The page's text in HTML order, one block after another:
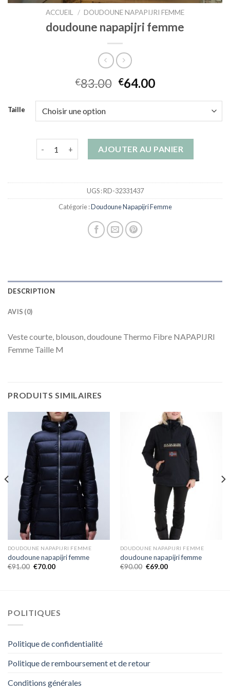
ACCUEIL / DOUDOUNE NAPAPIJRI FEMME
doudoune napapijri femme
€83.00 €64.00
Taille
AJOUTER AU PANIER
UGS :RD-32331437
Catégorie :Doudoune Napapijri Femme
DESCRIPTION
AVIS (0)
Veste courte, blouson, doudoune Thermo Fibre NAPAPIJRI
Femme Taille M
PRODUITS SIMILAIRES
DOUDOUNE NAPAPIJRI FEMME
doudoune napapijri femme
€91.00 €70.00
DOUDOUNE NAPAPIJRI FEMME
doudoune napapijri femme
€90.00 €69.00
POLITIQUES
Politique de confidentialité
Politique de remboursement et de retour
Conditions générales